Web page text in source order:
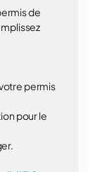
de
permis
pour le